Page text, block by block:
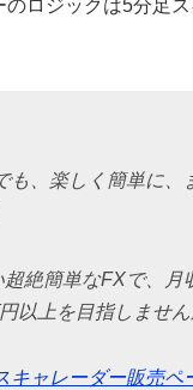
のロジックは5分足
も、楽しく簡単に、
超絶簡単なFXで、月
以上を目指しません
キャレーダー販売ペ